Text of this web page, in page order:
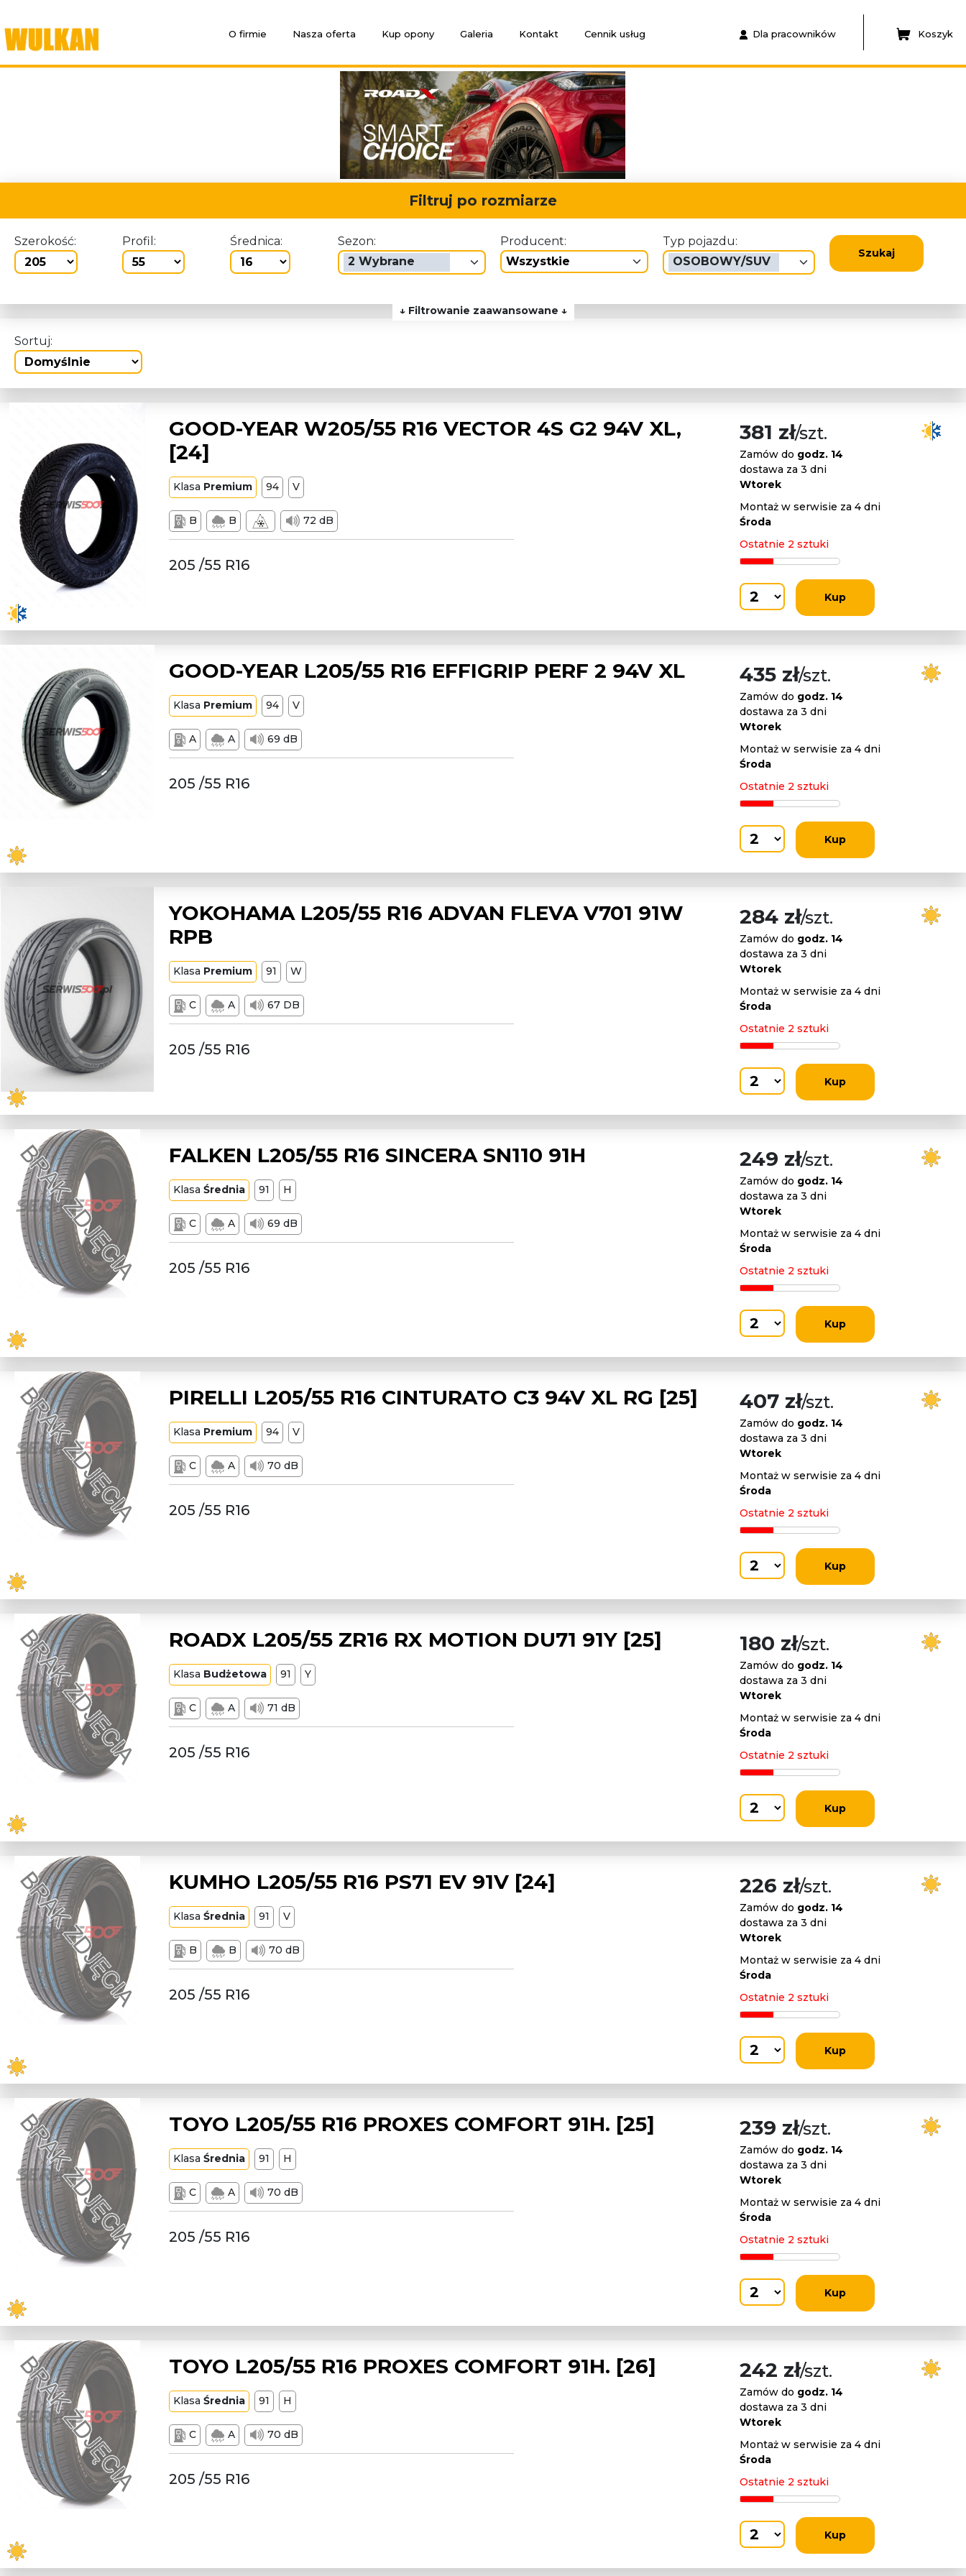
O firmie Nasza oferta Kup opony Galeria Kontakt Cennik usług Dla pracowników Koszyk
Filtruj po rozmiarze
Szerokość: Profil: Średnica:
Sezon:
2 Wybrane
Producent:
wszystkie
Typ pojazdu:
OSOBOWY/SUV
Szukaj
↓ Filtrowanie zaawansowane ↓
Sortuj:
GOOD-YEAR W205/55 R16 VECTOR 4S G2 94V XL,
[24]
Klasa Premium 94 V
B B 72 dB
205 /55 R16
381 zł/szt.
Zamów do godz. 14
dostawa za 3 dni
Wtorek
Montaż w serwisie za 4 dni
Środa
Ostatnie 2 sztuki
Kup
GOOD-YEAR L205/55 R16 EFFIGRIP PERF 2 94V XL
Klasa Premium 94 V
A A 69 dB
205 /55 R16
435 zł/szt.
Zamów do godz. 14
dostawa za 3 dni
Wtorek
Montaż w serwisie za 4 dni
Środa
Ostatnie 2 sztuki
Kup
YOKOHAMA L205/55 R16 ADVAN FLEVA V701 91W
RPB
Klasa Premium 91 W
C A 67 DB
205 /55 R16
284 zł/szt.
Zamów do godz. 14
dostawa za 3 dni
Wtorek
Montaż w serwisie za 4 dni
Środa
Ostatnie 2 sztuki
Kup
FALKEN L205/55 R16 SINCERA SN110 91H
Klasa Średnia 91 H
C A 69 dB
205 /55 R16
249 zł/szt.
Zamów do godz. 14
dostawa za 3 dni
Wtorek
Montaż w serwisie za 4 dni
Środa
Ostatnie 2 sztuki
Kup
PIRELLI L205/55 R16 CINTURATO C3 94V XL RG [25]
Klasa Premium 94 V
C A 70 dB
205 /55 R16
407 zł/szt.
Zamów do godz. 14
dostawa za 3 dni
Wtorek
Montaż w serwisie za 4 dni
Środa
Ostatnie 2 sztuki
Kup
ROADX L205/55 ZR16 RX MOTION DU71 91Y [25]
Klasa Budżetowa 91 Y
C A 71 dB
205 /55 R16
180 zł/szt.
Zamów do godz. 14
dostawa za 3 dni
Wtorek
Montaż w serwisie za 4 dni
Środa
Ostatnie 2 sztuki
Kup
KUMHO L205/55 R16 PS71 EV 91V [24]
Klasa Średnia 91 V
B B 70 dB
205 /55 R16
226 zł/szt.
Zamów do godz. 14
dostawa za 3 dni
Wtorek
Montaż w serwisie za 4 dni
Środa
Ostatnie 2 sztuki
Kup
TOYO L205/55 R16 PROXES COMFORT 91H. [25]
Klasa Średnia 91 H
C A 70 dB
205 /55 R16
239 zł/szt.
Zamów do godz. 14
dostawa za 3 dni
Wtorek
Montaż w serwisie za 4 dni
Środa
Ostatnie 2 sztuki
Kup
TOYO L205/55 R16 PROXES COMFORT 91H. [26]
Klasa Średnia 91 H
C A 70 dB
205 /55 R16
242 zł/szt.
Zamów do godz. 14
dostawa za 3 dni
Wtorek
Montaż w serwisie za 4 dni
Środa
Ostatnie 2 sztuki
Kup